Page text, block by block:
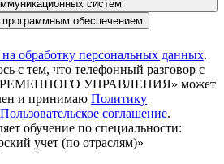
систем
программным обеспечением
на обработку персональных данных.
с тем, что телефонный разговор с
УПРАВЛЕНИЯ» может
и принимаю Политику
Пользовательское соглашение.
обучение по специальности:
учет (по отраслям)»